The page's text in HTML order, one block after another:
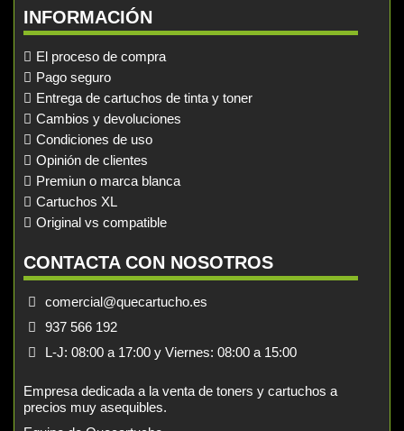
INFORMACIÓN
El proceso de compra
Pago seguro
Entrega de cartuchos de tinta y toner
Cambios y devoluciones
Condiciones de uso
Opinión de clientes
Premiun o marca blanca
Cartuchos XL
Original vs compatible
CONTACTA CON NOSOTROS
comercial@quecartucho.es
937 566 192
L-J: 08:00 a 17:00 y Viernes: 08:00 a 15:00
Empresa dedicada a la venta de toners y cartuchos a
precios muy asequibles.